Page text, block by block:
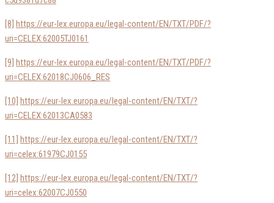
[8] https://eur-lex.europa.eu/legal-content/EN/TXT/PDF/?
uri=CELEX:62005TJ0161
[9] https://eur-lex.europa.eu/legal-content/EN/TXT/PDF/?
uri=CELEX:62018CJ0606_RES
[10] https://eur-lex.europa.eu/legal-content/EN/TXT/?
uri=CELEX:62013CA0583
[11] https://eur-lex.europa.eu/legal-content/EN/TXT/?
uri=celex:61979CJ0155
[12] https://eur-lex.europa.eu/legal-content/EN/TXT/?
uri=celex:62007CJ0550